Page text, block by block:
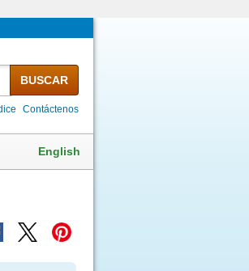
BUSCAR
Contáctenos
English